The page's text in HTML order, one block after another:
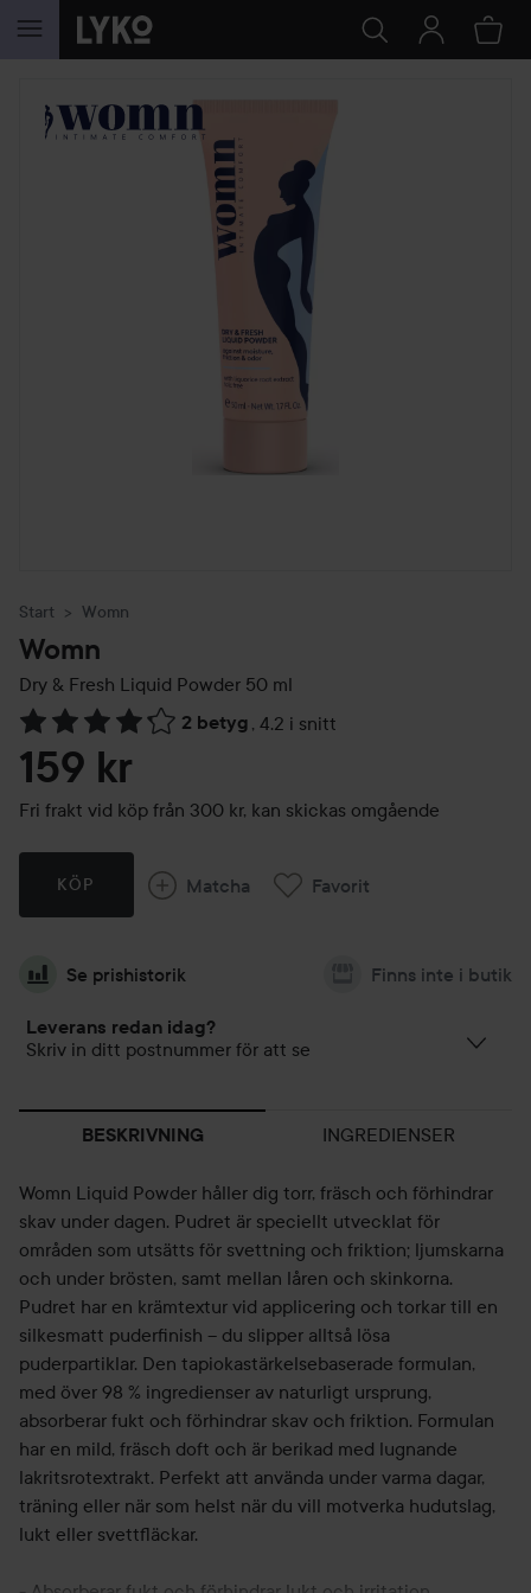
HOPPA TILL INNEHÅLLET
Start Womn
Womn
Dry & Fresh Liquid Powder 50 ml
2 betyg , 4.2 i snitt
Hoppa till Betyg & kommentarer
159 kr
Fri frakt vid köp från 300 kr, kan skickas omgående
KÖP Matcha Favorit
Se prishistorik Finns inte i butik
Leverans redan idag?
Skriv in ditt postnummer för att se
BESKRIVNING INGREDIENSER
Womn Liquid Powder håller dig torr, fräsch och förhindrar
skav under dagen. Pudret är speciellt utvecklat för
områden som utsätts för svettning och friktion; ljumskarna
och under brösten, samt mellan låren och skinkorna.
Pudret har en krämtextur vid applicering och torkar till en
silkesmatt puderfinish – du slipper alltså lösa
puderpartiklar. Den tapiokastärkelsebaserade formulan,
med över 98 % ingredienser av naturligt ursprung,
absorberar fukt och förhindrar skav och friktion. Formulan
har en mild, fräsch doft och är berikad med lugnande
lakritsrotextrakt. Perfekt att använda under varma dagar,
träning eller när som helst när du vill motverka hudutslag,
lukt eller svettfläckar.